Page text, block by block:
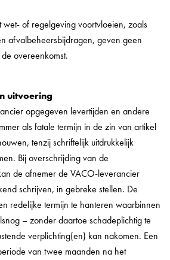
wet- of regelgeving voortvloeien, zoals
afvalbeheersbijdragen, geven geen
overeenkomst.
uitvoering
opgegeven levertijden en andere
als fatale termijn in de zin van artikel
tenzij schriftelijk uitdrukkelijk
Bij overschrijding van de
de afnemer de VACO-leverancier
schrijven, in gebreke stellen. De
redelijke termijn te hanteren waarbinnen
– zonder daartoe schadeplichtig te
verplichting(en) kan nakomen. Een
van twee maanden na het